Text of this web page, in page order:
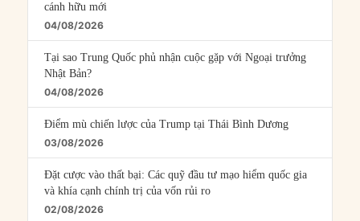
cánh hữu mới
04/08/2026
Tại sao Trung Quốc phủ nhận cuộc gặp với Ngoại trưởng
Nhật Bản?
04/08/2026
Điểm mù chiến lược của Trump tại Thái Bình Dương
03/08/2026
Đặt cược vào thất bại: Các quỹ đầu tư mạo hiểm quốc gia
và khía cạnh chính trị của vốn rủi ro
02/08/2026